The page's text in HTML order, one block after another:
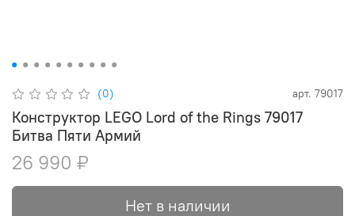
(0) арт. 79017
Конструктор LEGO Lord of the Rings 79017
Битва Пяти Армий
26 990 ₽
Нет в наличии